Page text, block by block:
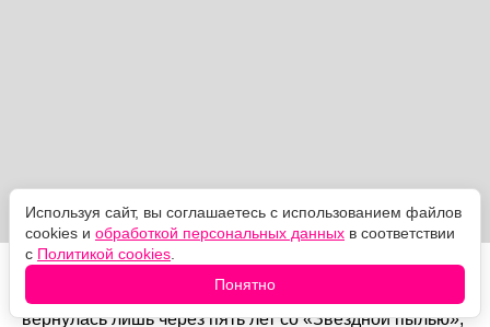
Известна она и своими долгими паузами. В 2002 году
актриса фактически ушла из профессии ради детей и
вернулась лишь через пять лет со «Звёздной пылью»,
Используя сайт, вы соглашаетесь с использованием файлов
cookies и обработкой персональных данных в соответствии
с Политикой cookies
Понятно